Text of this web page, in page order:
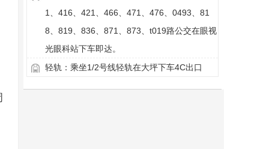
1、416、421、466、471、476、0493、81
8、819、836、871、873、t019路公交在眼视
光眼科站下车即达。
轻轨：乘坐1/2号线轻轨在大坪下车4C出口